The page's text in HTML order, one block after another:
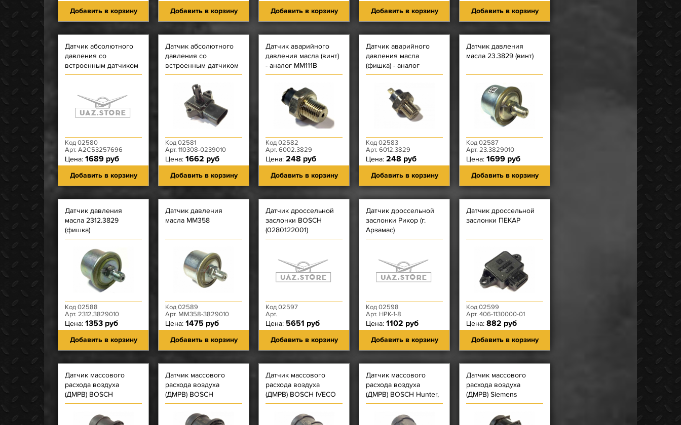
Добавить в корзину Добавить в корзину Добавить в корзину Добавить в корзину Добавить в корзину
Датчик абсолютного
давления со
встроенным датчиком
температуры Siemens
Код 02580
Арт. А2С53257696
Цена: 1689 руб
Добавить в корзину
Датчик абсолютного
давления со
встроенным датчиком
температуры ПА6-210-
КС (Элкар)
Код 02581
Арт. 110308-0239010
Цена: 1662 руб
Добавить в корзину
Датчик аварийного
давления масла (винт)
- аналог ММ111В
Код 02582
Арт. 6002.3829
Цена: 248 руб
Добавить в корзину
Датчик аварийного
давления масла
(фишка) - аналог
ММ111Д
Код 02583
Арт. 6012.3829
Цена: 248 руб
Добавить в корзину
Датчик давления
масла 23.3829 (винт)
Код 02587
Арт. 23.3829010
Цена: 1699 руб
Добавить в корзину
Датчик давления
масла 2312.3829
(фишка)
Код 02588
Арт. 2312.3829010
Цена: 1353 руб
Добавить в корзину
Датчик давления
масла ММ358
Код 02589
Арт. ММ358-3829010
Цена: 1475 руб
Добавить в корзину
Датчик дроссельной
заслонки BOSCH
(0280122001)
Код 02597
Арт.
Цена: 5651 руб
Добавить в корзину
Датчик дроссельной
заслонки Рикор (г.
Арзамас)
Код 02598
Арт. НРК-1-8
Цена: 1102 руб
Добавить в корзину
Датчик дроссельной
заслонки ПЕКАР
Код 02599
Арт. 406-1130000-01
Цена: 882 руб
Добавить в корзину
Датчик массового
расхода воздуха
(ДМРВ) BOSCH
Датчик массового
расхода воздуха
(ДМРВ) BOSCH
ЗМЗ-409 Евро-3
Датчик массового
расхода воздуха
(ДМРВ) BOSCH IVEСO
Датчик массового
расхода воздуха
(ДМРВ) BOSCH Hunter,
Patriot - ЗМЗ-51432 (Е-4)
Датчик массового
расхода воздуха
(ДМРВ) Siemens
20.3855 (ПЛЕНКА)